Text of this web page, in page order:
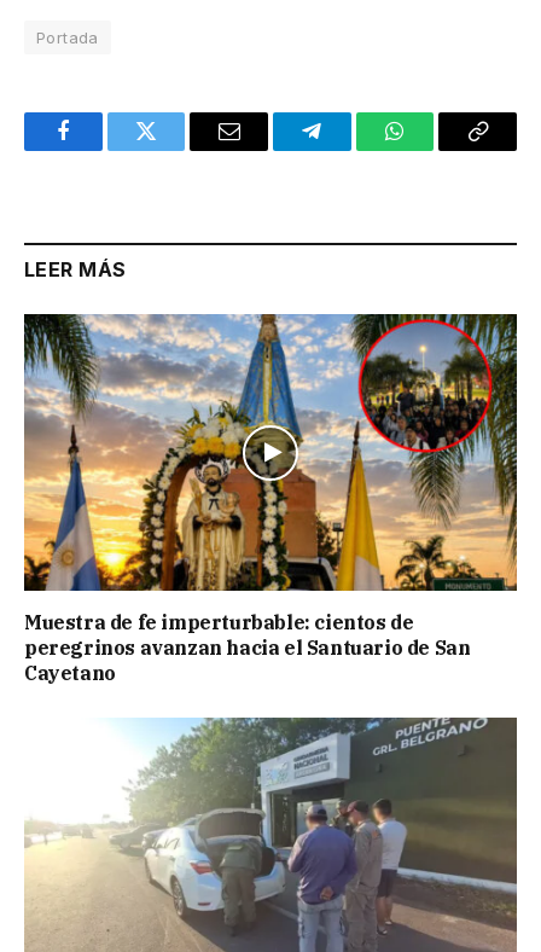
Portada
FacebookTwitter Email TelegramWhatsAppCopy
LEER MÁS
Muestra de fe imperturbable: cientos de
peregrinos avanzan hacia el Santuario de San
Cayetano